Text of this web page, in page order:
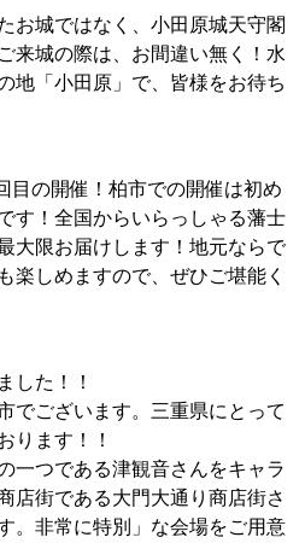
お城ではなく、小田原城天守閣
来城の際は、お間違い無く！水
地「小田原」で、皆様をお待ち
目の開催！柏市での開催は初め
す！全国からいらっしゃる藩士
大限お届けします！地元ならで
楽しめますので、ぜひご堪能く
した！！
でございます。三重県にとって
ります！！
一つである津観音さんをキャラ
店街である大門大通り商店街さ
。非常に特別」な会場をご用意